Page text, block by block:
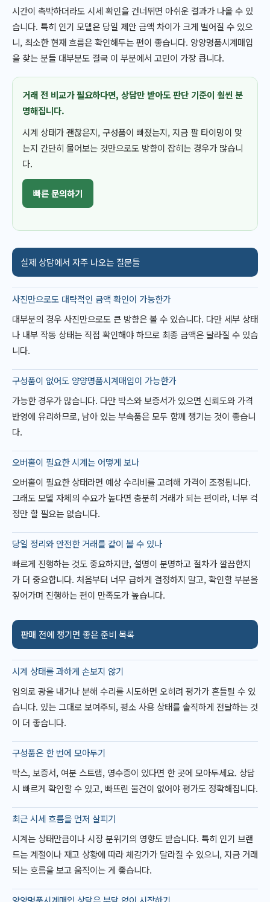
시간이 촉박하더라도 시세 확인을 건너뛰면 아쉬운 결과가 나올 수 있
습니다. 특히 인기 모델은 당일 제안 금액 차이가 크게 벌어질 수 있으
니, 최소한 현재 흐름은 확인해두는 편이 좋습니다. 양양명품시계매입
을 찾는 분들 대부분도 결국 이 부분에서 고민이 가장 큽니다.
거래 전 비교가 필요하다면, 상담만 받아도 판단 기준이 훨씬 분
명해집니다.
시계 상태가 괜찮은지, 구성품이 빠졌는지, 지금 팔 타이밍이 맞
는지 간단히 물어보는 것만으로도 방향이 잡히는 경우가 많습니
다.
빠른 문의하기
실제 상담에서 자주 나오는 질문들
사진만으로도 대략적인 금액 확인이 가능한가
대부분의 경우 사진만으로도 큰 방향은 볼 수 있습니다. 다만 세부 상태
나 내부 작동 상태는 직접 확인해야 하므로 최종 금액은 달라질 수 있습
니다.
구성품이 없어도 양양명품시계매입이 가능한가
가능한 경우가 많습니다. 다만 박스와 보증서가 있으면 신뢰도와 가격
반영에 유리하므로, 남아 있는 부속품은 모두 함께 챙기는 것이 좋습니
다.
오버홀이 필요한 시계는 어떻게 보나
오버홀이 필요한 상태라면 예상 수리비를 고려해 가격이 조정됩니다.
그래도 모델 자체의 수요가 높다면 충분히 거래가 되는 편이라, 너무 걱
정만 할 필요는 없습니다.
당일 정리와 안전한 거래를 같이 볼 수 있나
빠르게 진행하는 것도 중요하지만, 설명이 분명하고 절차가 깔끔한지
가 더 중요합니다. 처음부터 너무 급하게 결정하지 말고, 확인할 부분을
짚어가며 진행하는 편이 만족도가 높습니다.
판매 전에 챙기면 좋은 준비 목록
시계 상태를 과하게 손보지 않기
임의로 광을 내거나 분해 수리를 시도하면 오히려 평가가 흔들릴 수 있
습니다. 있는 그대로 보여주되, 평소 사용 상태를 솔직하게 전달하는 것
이 더 좋습니다.
구성품은 한 번에 모아두기
박스, 보증서, 여분 스트랩, 영수증이 있다면 한 곳에 모아두세요. 상담
시 빠르게 확인할 수 있고, 빠뜨린 물건이 없어야 평가도 정확해집니다.
최근 시세 흐름을 먼저 살피기
시계는 상태만큼이나 시장 분위기의 영향도 받습니다. 특히 인기 브랜
드는 계절이나 재고 상황에 따라 체감가가 달라질 수 있으니, 지금 거래
되는 흐름을 보고 움직이는 게 좋습니다.